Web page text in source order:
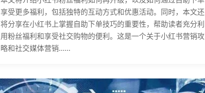
享受更多福利，包括独特的互动方式和优惠活动。同时，本文还
将分享在小红书上掌握自助下单技巧的重要性，帮助读者充分利
用粉丝福利和享受社交购物的便利。这是一个关于小红书营销攻
略和社交媒体营销......